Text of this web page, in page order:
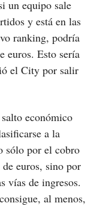
un equipo sale
y está en las
ranking, podría
euros. Esto sería
el City por salir
económico
a la
sólo por el cobro
euros, sino por
vías de ingresos.
al menos,